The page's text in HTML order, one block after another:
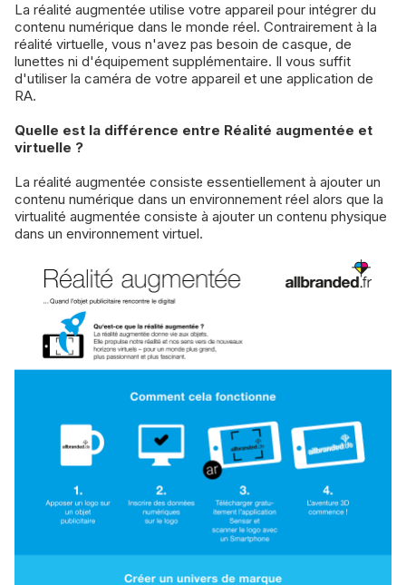
La réalité augmentée utilise votre appareil pour intégrer du
contenu numérique dans le monde réel. Contrairement à la
réalité virtuelle, vous n'avez pas besoin de casque, de
lunettes ni d'équipement supplémentaire. Il vous suffit
d'utiliser la caméra de votre appareil et une application de
RA.
Quelle est la différence entre Réalité augmentée et
virtuelle ?
La réalité augmentée consiste essentiellement à ajouter un
contenu numérique dans un environnement réel alors que la
virtualité augmentée consiste à ajouter un contenu physique
dans un environnement virtuel.